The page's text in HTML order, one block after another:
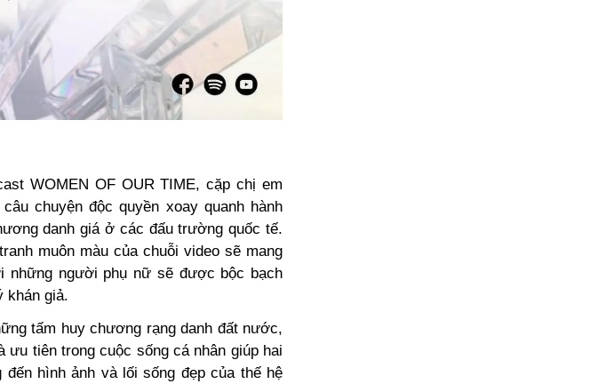
WOMEN OF OUR TIME, cặp chị em
chuyện độc quyền xoay quanh hành
danh giá ở các đấu trường quốc tế.
muôn màu của chuỗi video sẽ mang
những người phụ nữ sẽ được bộc bạch
khán giả.
tấm huy chương rạng danh đất nước,
ưu tiên trong cuộc sống cá nhân giúp hai
đến hình ảnh và lối sống đẹp của thế hệ